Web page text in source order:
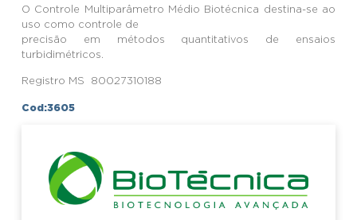
O Controle Multiparâmetro Médio Biotécnica destina-se ao
uso como controle de
precisão em métodos quantitativos de ensaios
turbidimétricos.
Registro MS 80027310188
Cod:3605